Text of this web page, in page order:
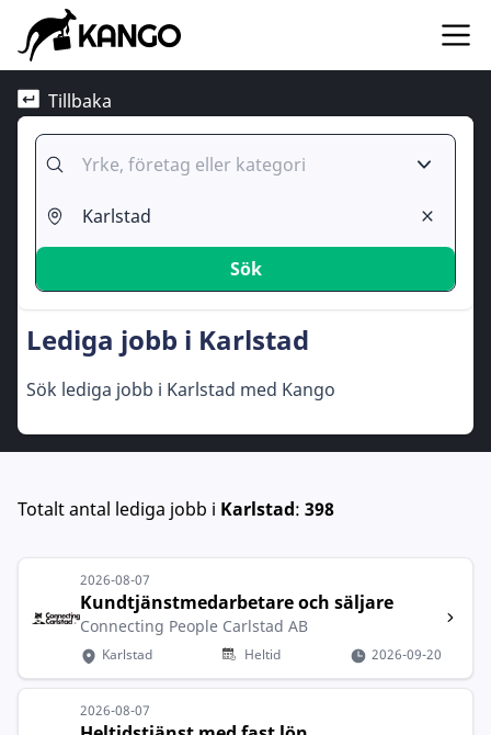
Tillbaka
Sök
Lediga jobb i Karlstad
Sök lediga jobb i Karlstad med Kango
Totalt antal lediga jobb i Karlstad: 398
2026-08-07
Kundtjänstmedarbetare och säljare
Connecting People Carlstad AB
Karlstad Heltid 2026-09-20
2026-08-07